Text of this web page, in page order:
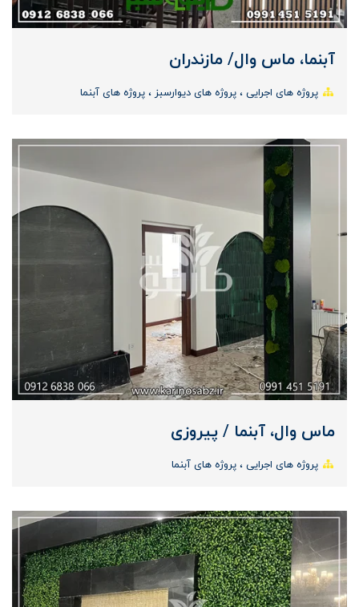
آبنما، ماس وال/ مازندران
پروژه های اجرایی پروژه های دیوارسبز پروژه های آبنما
ماس وال، آبنما / پیروزی
پروژه های اجرایی پروژه های آبنما